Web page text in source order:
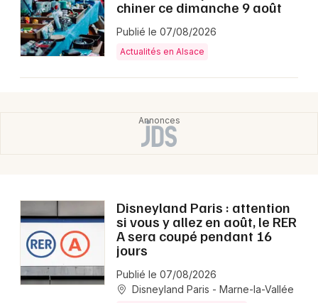
chiner ce dimanche 9 août
Publié le 07/08/2026
Actualités en Alsace
Disneyland Paris : attention
si vous y allez en août, le RER
A sera coupé pendant 16
jours
Publié le 07/08/2026
Disneyland Paris - Marne-la-Vallée